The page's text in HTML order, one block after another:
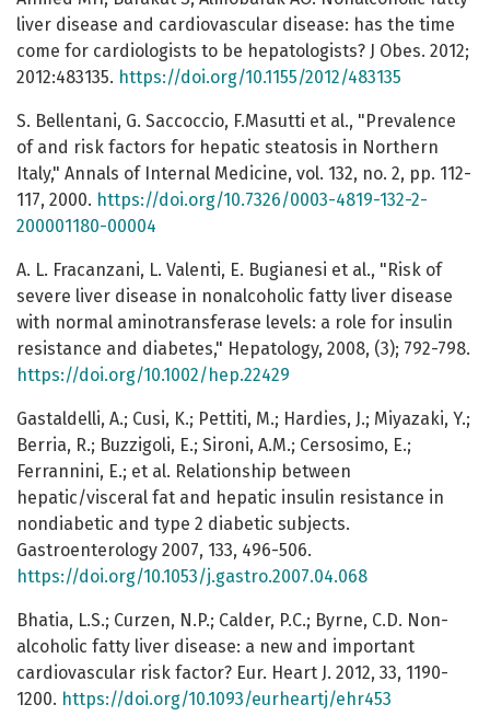
liver disease and cardiovascular disease: has the time
come for cardiologists to be hepatologists? J Obes. 2012;
2012:483135. https://doi.org/10.1155/2012/483135
S. Bellentani, G. Saccoccio, F.Masutti et al., "Prevalence
of and risk factors for hepatic steatosis in Northern
Italy," Annals of Internal Medicine, vol. 132, no. 2, pp. 112-
117, 2000. https://doi.org/10.7326/0003-4819-132-2-
200001180-00004
A. L. Fracanzani, L. Valenti, E. Bugianesi et al., "Risk of
severe liver disease in nonalcoholic fatty liver disease
with normal aminotransferase levels: a role for insulin
resistance and diabetes," Hepatology, 2008, (3); 792-798.
https://doi.org/10.1002/hep.22429
Gastaldelli, A.; Cusi, K.; Pettiti, M.; Hardies, J.; Miyazaki, Y.;
Berria, R.; Buzzigoli, E.; Sironi, A.M.; Cersosimo, E.;
Ferrannini, E.; et al. Relationship between
hepatic/visceral fat and hepatic insulin resistance in
nondiabetic and type 2 diabetic subjects.
Gastroenterology 2007, 133, 496-506.
https://doi.org/10.1053/j.gastro.2007.04.068
Bhatia, L.S.; Curzen, N.P.; Calder, P.C.; Byrne, C.D. Non-
alcoholic fatty liver disease: a new and important
cardiovascular risk factor? Eur. Heart J. 2012, 33, 1190-
1200. https://doi.org/10.1093/eurheartj/ehr453